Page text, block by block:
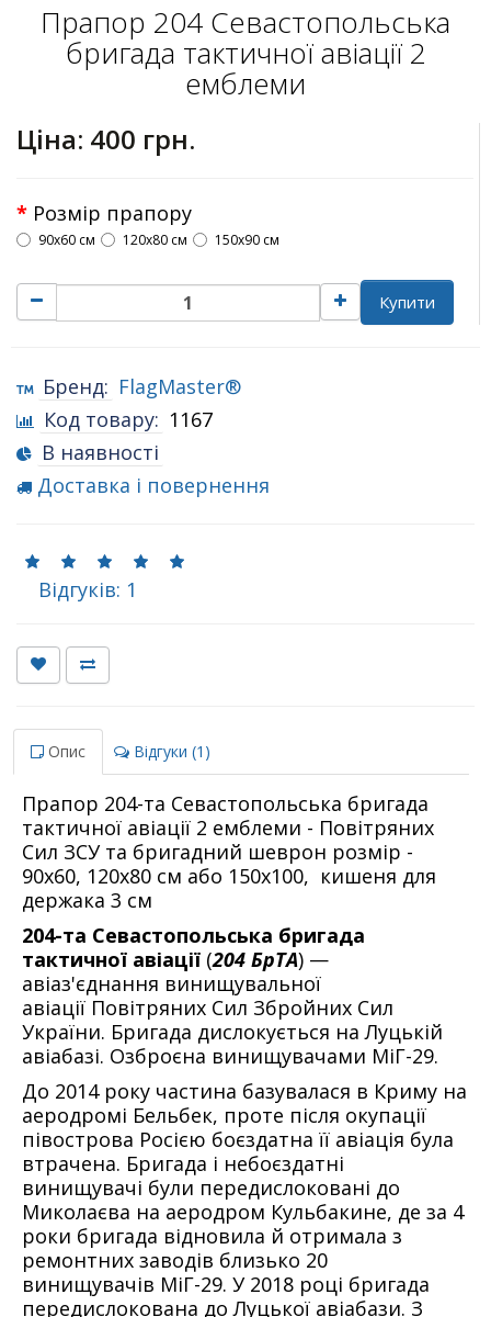
Прапор 204 Севастопольська
бригада тактичної авіації 2
емблеми
Ціна: 400 грн.
Розмір прапору
90х60 см 120х80 см 150х90 см
Купити
Бренд: FlagMaster®
Код товару: 1167
В наявності
Доставка і повернення
Відгуків: 1
Опис Відгуки (1)
Прапор 204-та Севастопольська бригада
тактичної авіації 2 емблеми - Повітряних
Сил ЗСУ та бригадний шеврон розмір -
90х60, 120х80 см або 150х100, кишеня для
держака 3 см
204-та Севастопольська бригада
тактичної авіації (204 БрТА) —
авіаз'єднання винищувальної
авіації Повітряних Сил Збройних Сил
України. Бригада дислокується на Луцькій
авіабазі. Озброєна винищувачами МіГ-29.
До 2014 року частина базувалася в Криму на
аеродромі Бельбек, проте після окупації
півострова Росією боєздатна її авіація була
втрачена. Бригада і небоєздатні
винищувачі були передислоковані до
Миколаєва на аеродром Кульбакине, де за 4
роки бригада відновила й отримала з
ремонтних заводів близько 20
винищувачів МіГ-29. У 2018 році бригада
передислокована до Луцької авіабази. З